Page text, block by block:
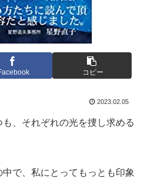
コピー
2023.02.05
それぞれの光を捜し求める
で、私にとってもっとも印象